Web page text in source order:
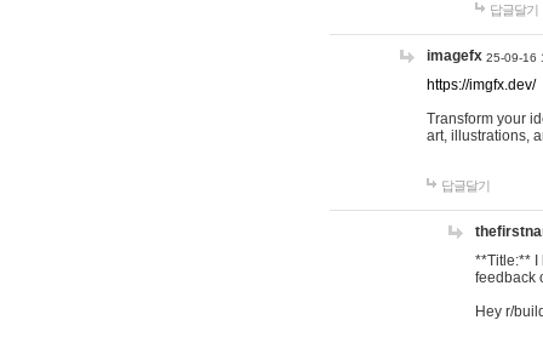
답글달기
imagefx 25-09-16
https://imgfx.dev/
Transform your
art, illustrations,
답글달기
**Title:** I
feedback
Hey r/